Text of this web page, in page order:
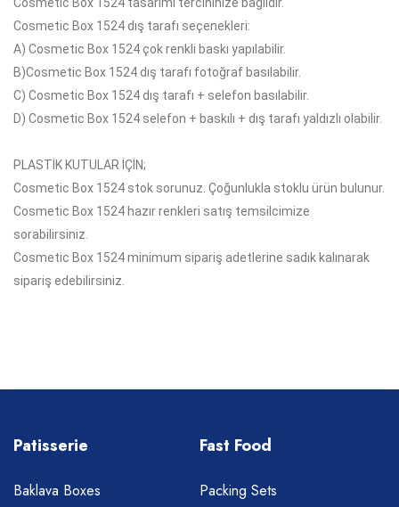
Cosmetic Box 1524 dış tarafı seçenekleri:
A) Cosmetic Box 1524 çokrenkli baskı yapılabilir.
B)Cosmetic Box 1524 dış tarafı fotoğraf basılabilir.
C) Cosmetic Box 1524 dış tarafı + selefon basılabilir.
D) Cosmetic Box 1524 selefon + baskılı + dış tarafı yaldızlı olabilir.
PLASTİK KUTULAR İÇİN;
Cosmetic Box 1524 stok sorunuz. Çoğunlukla stoklu ürün bulunur.
Cosmetic Box 1524 hazır renkleri satış temsilcimize
sorabilirsiniz.
Cosmetic Box 1524 minimum sipariş adetlerine sadık kalınarak
sipariş edebilirsiniz.
Patisserie
Baklava Boxes
Fast Food
Packing Sets